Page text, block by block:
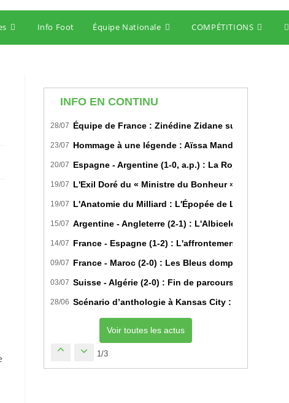
Info Foot Équipe Nationale COMPÉTITIONS
INFO EN CONTINU
28/07 Équipe de France : Zinédine Zidane succède
23/07 Hommage à une légende : Aïssa Mandi tire sa
20/07 Espagne - Argentine (1-0, a.p.) : La Roja sur le
19/07 L'Exil Doré du « Ministre du Bonheur » : Dans les
19/07 L'Anatomie du Milliard : L'Épopée de Lamine
15/07 Argentine - Angleterre (2-1) : L'Albiceleste
14/07 France - Espagne (1-2) : L'affrontement tactique
09/07 France - Maroc (2-0) : Les Bleus domptent les
03/07 Suisse - Algérie (2-0) : Fin de parcours pour les
28/06 Scénario d’anthologie à Kansas City : L’Algérie
Voir toutes les actus
1/3